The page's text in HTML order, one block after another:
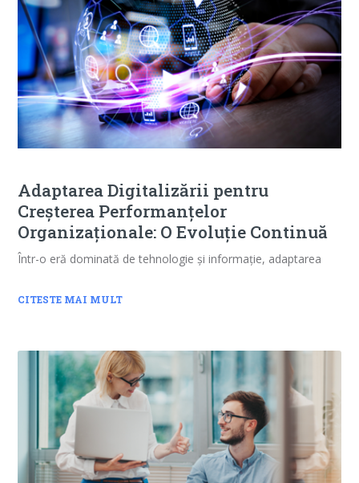
Adaptarea Digitalizării pentru
Creșterea Performanțelor
Organizaționale: O Evoluție Continuă
Într-o eră dominată de tehnologie și informație, adaptarea
CITESTE MAI MULT